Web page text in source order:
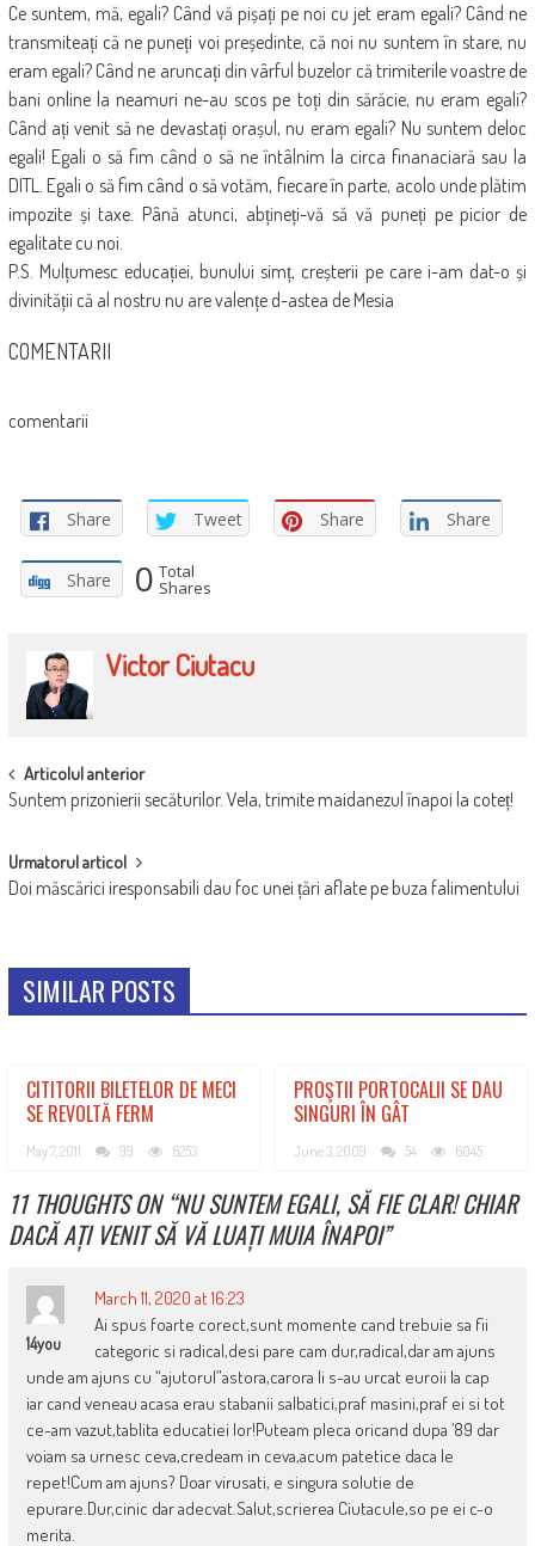
Ce suntem, mă, egali? Când vă pișați pe noi cu jet eram egali? Când ne
transmiteați că ne puneți voi președinte, că noi nu suntem în stare, nu
eram egali? Când ne aruncați din vârful buzelor că trimiterile voastre de
bani online la neamuri ne-au scos pe toți din sărăcie, nu eram egali?
Când ați venit să ne devastați orașul, nu eram egali? Nu suntem deloc
egali! Egali o să fim când o să ne întâlnim la circa finanaciară sau la
DITL. Egali o să fim când o să votăm, fiecare în parte, acolo unde plătim
impozite și taxe. Până atunci, abțineți-vă să vă puneți pe picior de
egalitate cu noi.
P.S. Mulțumesc educației, bunului simț, creșterii pe care i-am dat-o și
divinității că al nostru nu are valențe d-astea de Mesia
COMENTARII
comentarii
Share Tweet Share Share
Share 0 Total
Shares
Victor Ciutacu
POST
NAVIGATION
Articolul anterior
Suntem prizonierii secăturilor. Vela, trimite maidanezul înapoi la coteț!
Urmatorul articol
Doi măscărici iresponsabili dau foc unei țări aflate pe buza falimentului
SIMILAR POSTS
CITITORII BILETELOR DE MECI
SE REVOLTĂ FERM
May 7, 2011 99 6253
PROŞTII PORTOCALII SE DAU
SINGURI ÎN GÂT
June 3, 2009 54 6045
11 THOUGHTS ON “NU SUNTEM EGALI, SĂ FIE CLAR! CHIAR
DACĂ AȚI VENIT SĂ VĂ LUAȚI MUIA ÎNAPOI”
14you
March 11, 2020 at 16:23
Ai spus foarte corect,sunt momente cand trebuie sa fii
categoric si radical,desi pare cam dur,radical,dar am ajuns
unde am ajuns cu “ajutorul”astora,carora li s-au urcat euroii la cap
iar cand veneau acasa erau stabanii salbatici,praf masini,praf ei si tot
ce-am vazut,tablita educatiei lor!Puteam pleca oricand dupa ’89 dar
voiam sa urnesc ceva,credeam in ceva,acum patetice daca le
repet!Cum am ajuns? Doar virusati, e singura solutie de
epurare.Dur,cinic dar adecvat.Salut,scrierea Ciutacule,so pe ei c-o
merita.